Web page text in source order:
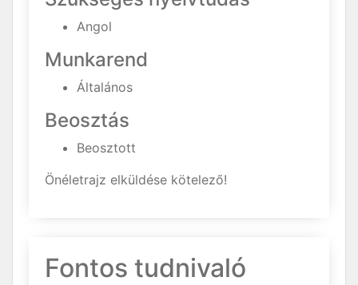
Angol
Munkarend
Általános
Beosztás
Beosztott
Önéletrajz elküldése kötelező!
Fontos tudnivaló